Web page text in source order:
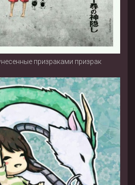
призраками призрак